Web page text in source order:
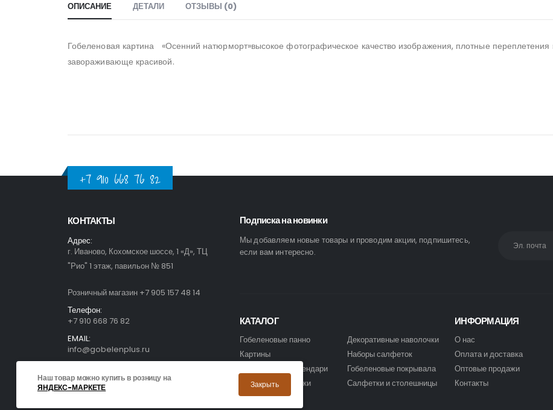
Наш товар можно купить в розницу на
ЯНДЕКС-МАРКЕТЕ
Закрыть
ОПИСАНИЕ ДЕТАЛИ ОТЗЫВЫ (0)
Гобеленовая картина «Осенний натюрморт»высокое фотографическое качество изображения, плотные переплетения
завораживающе красивой.
+7 910 668 76 82
КОНТАКТЫ
Адрес:
г. Иваново, Кохомское шоссе, 1 «Д», ТЦ
"Рио" 1 этаж, павильон № 851
Розничный магазин +7 905 157 48 14
Телефон:
+7 910 668 76 82
EMAIL:
info@gobelenplus.ru
Подписка на новинки
Мы добавляем новые товары и проводим акции, подпишитесь,
если вам интересно.
КАТАЛОГ
Гобеленовые панно
Картины
Гобеленовые календари
Гобеленовые сумки
Скатерти
Декоративные наволочки
Наборы салфеток
Гобеленовые покрывала
Салфетки и столешницы
ИНФОРМАЦИЯ
О нас
Оплата и доставка
Оптовые продажи
Контакты